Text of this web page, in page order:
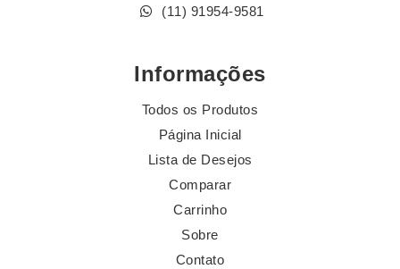
(11) 91954-9581
Informações
Todos os Produtos
Página Inicial
Lista de Desejos
Comparar
Carrinho
Sobre
Contato